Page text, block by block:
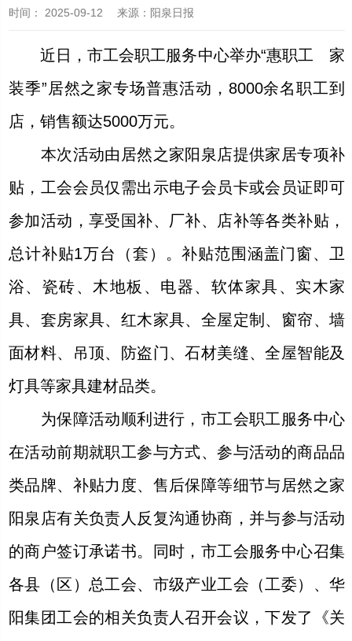
时间： 2025-09-12 来源 ：阳泉日报
近日，市工会职工服务中心举办“惠职工 家
装季”居然之家专场普惠活动，8000余名职工到
店，销售额达5000万元。
本次活动由居然之家阳泉店提供家居专项补
贴，工会会员仅需出示电子会员卡或会员证即可
参加活动，享受国补、厂补、店补等各类补贴，
总计补贴1万台（套）。补贴范围涵盖门窗、卫
浴、瓷砖、木地板、电器、软体家具、实木家
具、套房家具、红木家具、全屋定制、窗帘、墙
面材料、吊顶、防盗门、石材美缝、全屋智能及
灯具等家具建材品类。
为保障活动顺利进行，市工会职工服务中心
在活动前期就职工参与方式、参与活动的商品品
类品牌、补贴力度、售后保障等细节与居然之家
阳泉店有关负责人反复沟通协商，并与参与活动
的商户签订承诺书。同时，市工会服务中心召集
各县（区）总工会、市级产业工会（工委）、华
阳集团工会的相关负责人召开会议，下发了《关